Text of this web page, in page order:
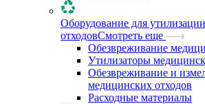
Оборудование для
отходовСмотреть еще
Обезвреживание
Утилизаторы
Обезвреживание и
медицинских отходов
Расходные материалы